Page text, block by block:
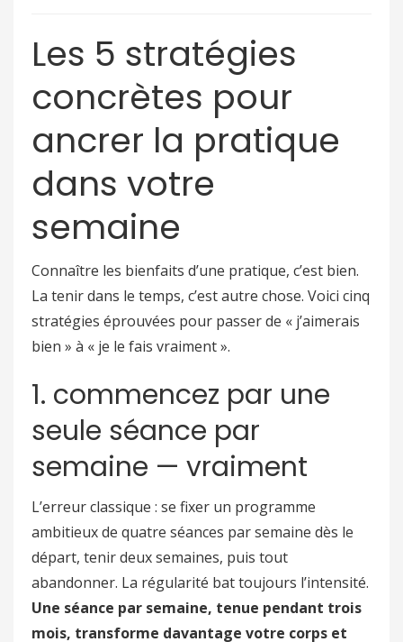
Les 5 stratégies
concrètes pour
ancrer la pratique
dans votre
semaine
Connaître les bienfaits d’une pratique, c’est bien.
La tenir dans le temps, c’est autre chose. Voici cinq
stratégies éprouvées pour passer de « j’aimerais
bien » à « je le fais vraiment ».
1. commencez par une
seule séance par
semaine — vraiment
L’erreur classique : se fixer un programme
ambitieux de quatre séances par semaine dès le
départ, tenir deux semaines, puis tout
abandonner. La régularité bat toujours l’intensité.
Une séance par semaine, tenue pendant trois
mois, transforme davantage votre corps et